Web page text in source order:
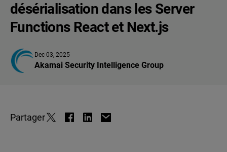
désérialisation dans les Server
Functions React et Next.js
Dec 03, 2025
Akamai Security Intelligence Group
Partager